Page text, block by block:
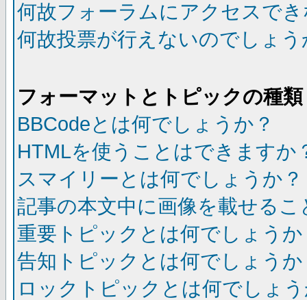
何故フォーラムにアクセスで
何故投票が行えないのでしょう
フォーマットとトピックの種類
BBCodeとは何でしょうか？
HTMLを使うことはできますか
スマイリーとは何でしょうか？
記事の本文中に画像を載せる
重要トピックとは何でしょうか
告知トピックとは何でしょうか
ロックトピックとは何でしょ